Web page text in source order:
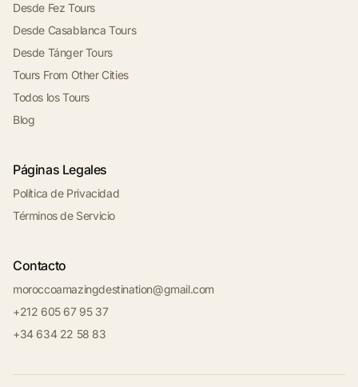
Desde Fez Tours
Desde Casablanca Tours
Desde Tánger Tours
Tours From Other Cities
Todos los Tours
Blog
Páginas Legales
Política de Privacidad
Términos de Servicio
Contacto
moroccoamazingdestination@gmail.com
+212 605 67 95 37
+34 634 22 58 83